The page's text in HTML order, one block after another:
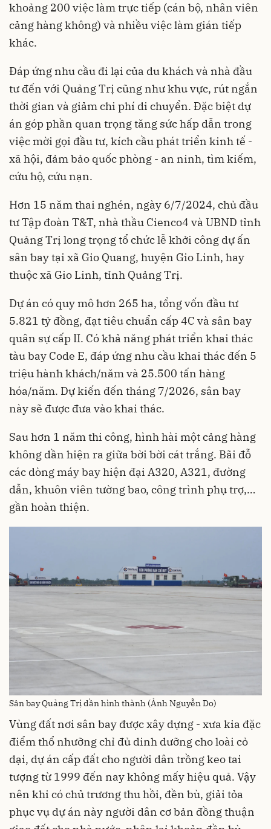
khoảng 200 việc làm trực tiếp (cán bộ, nhân viên
cảng hàng không) và nhiều việc làm gián tiếp
khác.
Đáp ứng nhu cầu đi lại của du khách và nhà đầu
tư đến với Quảng Trị cũng như khu vực, rút ngắn
thời gian và giảm chi phí di chuyển. Đặc biệt dự
án góp phần quan trọng tăng sức hấp dẫn trong
việc mời gọi đầu tư, kích cầu phát triển kinh tế -
xã hội, đảm bảo quốc phòng - an ninh, tìm kiếm,
cứu hộ, cứu nạn.
Hơn 15 năm thai nghén, ngày 6/7/2024, chủ đầu
tư Tập đoàn T&T, nhà thầu Cienco4 và UBND tỉnh
Quảng Trị long trọng tổ chức lễ khởi công dự ấn
sân bay tại xã Gio Quang, huyện Gio Linh, hay
thuộc xã Gio Linh, tỉnh Quảng Trị.
Dự án có quy mô hơn 265 ha, tổng vốn đầu tư
5.821 tỷ đồng, đạt tiêu chuẩn cấp 4C và sân bay
quân sự cấp II. Có khả năng phát triển khai thác
tàu bay Code E, đáp ứng nhu cầu khai thác đến 5
triệu hành khách/năm và 25.500 tấn hàng
hóa/năm. Dự kiến đến tháng 7/2026, sân bay
này sẽ được đưa vào khai thác.
Sau hơn 1 năm thi công, hình hài một cảng hàng
không dần hiện ra giữa bời bời cát trắng. Bãi đỗ
các dòng máy bay hiện đại A320, A321, đường
dẫn, khuôn viên tường bao, công trình phụ trợ,…
gần hoàn thiện.
Sân bay Quảng Trị dần hình thành (Ảnh Nguyễn Do)
Vùng đất nơi sân bay được xây dựng - xưa kia đặc
điểm thổ nhưỡng chỉ đủ dinh dưỡng cho loài cỏ
dại, dự án cấp đất cho người dân trồng keo tai
tượng từ 1999 đến nay không mấy hiệu quả. Vậy
nên khi có chủ trương thu hồi, đền bù, giải tỏa
phục vụ dự án này người dân cơ bản đồng thuận